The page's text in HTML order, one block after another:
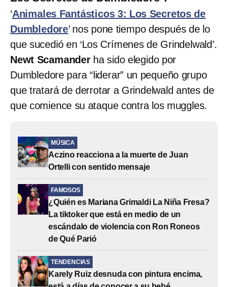
‘Animales Fantásticos 3: Los Secretos de
Dumbledore’ nos pone tiempo después de lo
que sucedió en ‘Los Crímenes de Grindelwald’.
Newt Scamanderha sido elegido por
Dumbledore para “liderar” un pequeño grupo
que tratará de derrotar a Grindelwald antes de
que comience su ataque contra los muggles.
MÚSICA
Aczino reacciona a la muerte de Juan
Ortelli con sentido mensaje
FAMOSOS
¿Quién es Mariana Grimaldi La Niña Fresa?
La tiktoker que está en medio de un
escándalo de violencia con Ron Roneos
de Qué Parió
TENDENCIAS
Karely Ruiz desnuda con pintura encima,